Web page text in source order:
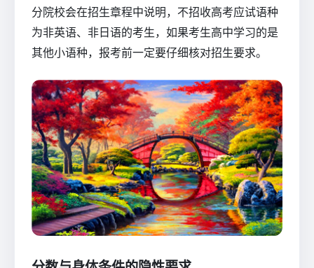
分院校会在招生章程中说明，不招收高考应试语种
为非英语、非日语的考生，如果考生高中学习的是
其他小语种，报考前一定要仔细核对招生要求。